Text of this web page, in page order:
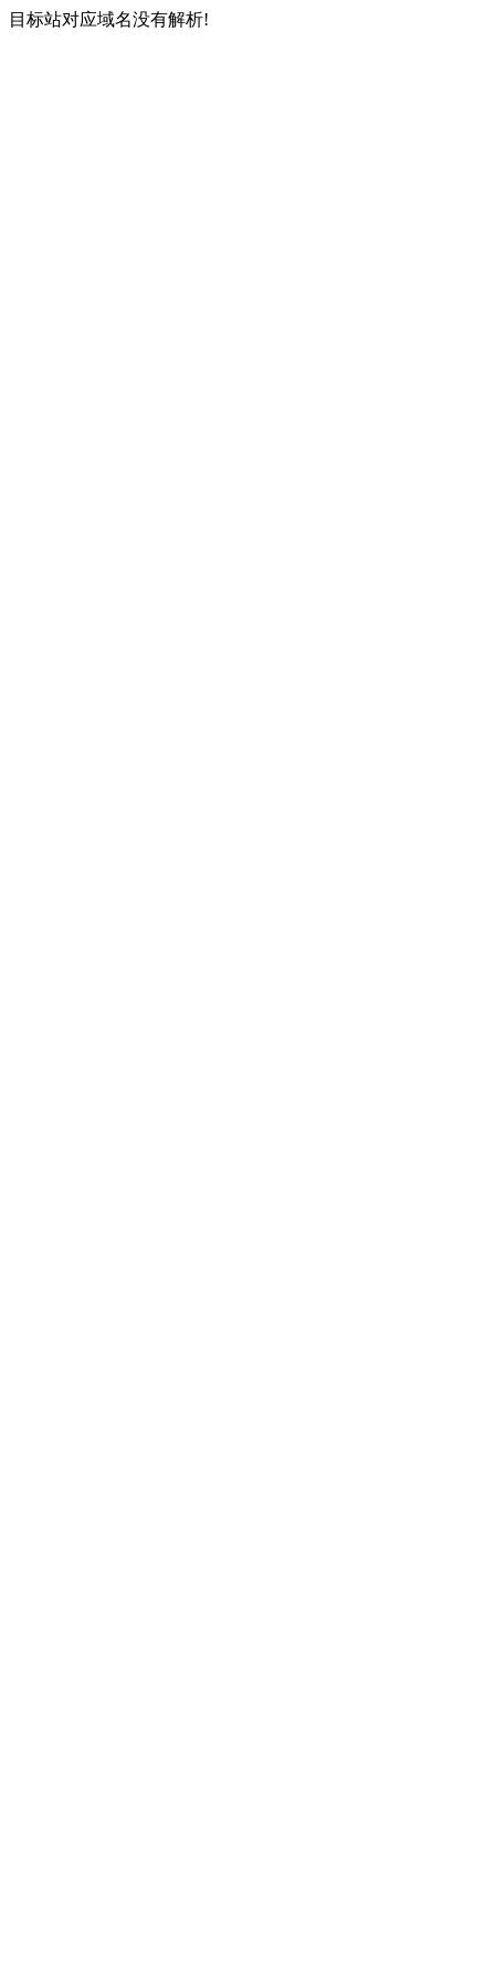
目标站对应域名没有解析!